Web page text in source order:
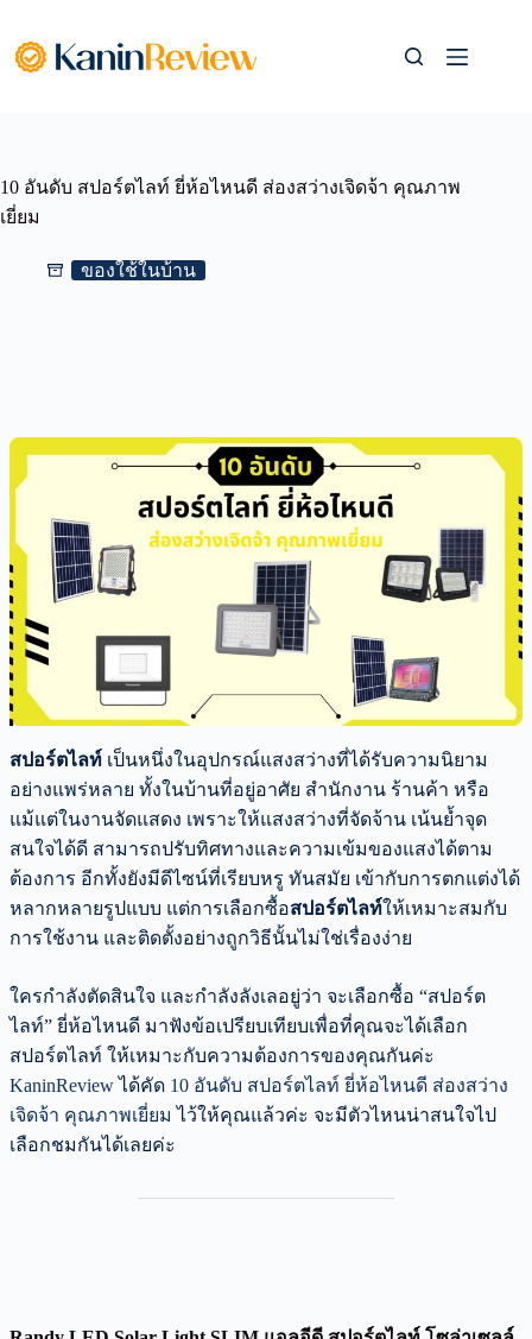
content
10 อันดับ สปอร์ตไลท์ ยี่ห้อไหนดี ส่องสว่างเจิดจ้า คุณภาพ
เยี่ยม
ของใช้ในบ้าน
สปอร์ตไลท์ เป็นหนึ่งในอุปกรณ์แสงสว่างที่ได้รับความนิยาม
อย่างแพร่หลาย ทั้งในบ้านที่อยู่อาศัย สำนักงาน ร้านค้า หรือ
แม้แต่ในงานจัดแสดง เพราะให้แสงสว่างที่จัดจ้าน เน้นย้ำจุด
สนใจได้ดี สามารถปรับทิศทางและความเข้มของแสงได้ตาม
ต้องการ อีกทั้งยังมีดีไซน์ที่เรียบหรู ทันสมัย เข้ากับการตกแต่งได้
หลากหลายรูปแบบ แต่การเลือกซื้อสปอร์ตไลท์ให้เหมาะสมกับ
การใช้งาน และติดตั้งอย่างถูกวิธีนั้นไม่ใช่เรื่องง่าย
ใครกำลังตัดสินใจ และกำลังลังเลอยู่ว่า จะเลือกซื้อ “สปอร์ต
ไลท์” ยี่ห้อไหนดี มาฟังข้อเปรียบเทียบเพื่อที่คุณจะได้เลือก
สปอร์ตไลท์ ให้เหมาะกับความต้องการของคุณกันค่ะ
KaninReviewได้คัด 10 อันดับ สปอร์ตไลท์ ยี่ห้อไหนดี ส่องสว่าง
เจิดจ้า คุณภาพเยี่ยม ไว้ให้คุณแล้วค่ะ จะมีตัวไหนน่าสนใจไป
เลือกชมกันได้เลยค่ะ